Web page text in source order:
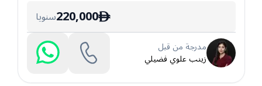
ê
220,000سنويا
مدرجة من قبل
زينب علوي فضيلي